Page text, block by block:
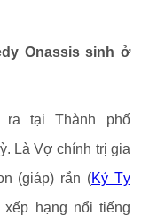
Onassis sinh ở
ra tại Thành phố
Là Vợ chính trị gia
(giáp) rắn (Kỷ Tỵ
xếp hạng nổi tiếng